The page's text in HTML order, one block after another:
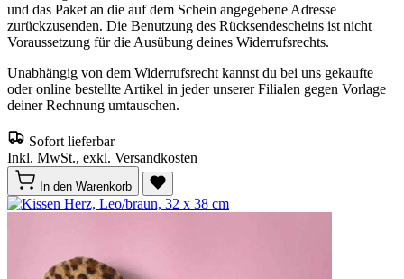
und das Paket an die auf dem Schein angegebene Adresse
zurückzusenden. Die Benutzung des Rücksendescheins ist nicht
Voraussetzung für die Ausübung deines Widerrufsrechts.
Unabhängig von dem Widerrufsrecht kannst du bei uns gekaufte
oder online bestellte Artikel in jeder unserer Filialen gegen Vorlage
deiner Rechnung umtauschen.
Sofort lieferbar
Inkl. MwSt., exkl. Versandkosten
In den Warenkorb